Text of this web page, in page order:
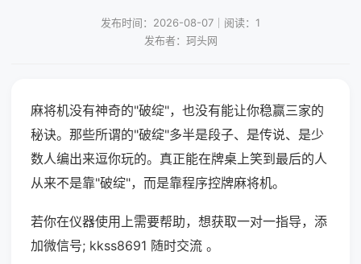
发布时间：2026-08-07｜阅读：1
发布者：珂头网
麻将机没有神奇的"破绽"，也没有能让你稳赢三家的
秘诀。那些所谓的"破绽"多半是段子、是传说、是少
数人编出来逗你玩的。真正能在牌桌上笑到最后的人
从来不是靠"破绽"，而是靠程序控牌麻将机。
若你在仪器使用上需要帮助，想获取一对一指导，添
加微信号; kkss8691 随时交流 。